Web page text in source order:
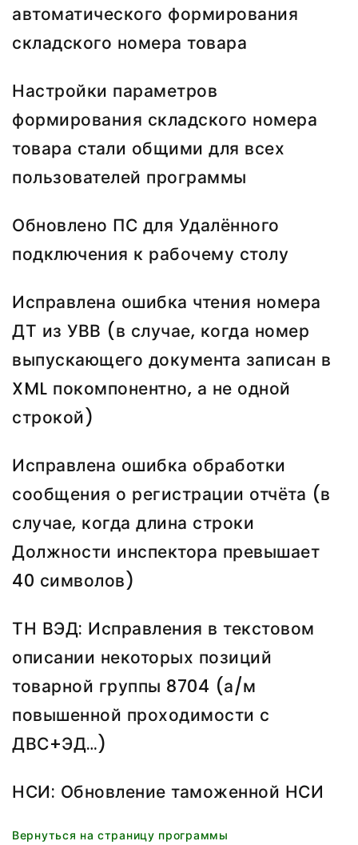
автоматического формирования
складского номера товара
Настройки параметров
формирования складского номера
товара стали общими для всех
пользователей программы
Обновлено ПС для Удалённого
подключения к рабочему столу
Исправлена ошибка чтения номера
ДТ из УВВ (в случае, когда номер
выпускающего документа записан в
XML покомпонентно, а не одной
строкой)
Исправлена ошибка обработки
сообщения о регистрации отчёта (в
случае, когда длина строки
Должности инспектора превышает
40 символов)
ТН ВЭД: Исправления в текстовом
описании некоторых позиций
товарной группы 8704 (а/м
повышенной проходимости с
ДВС+ЭД…)
НСИ: Обновление таможенной НСИ
Вернуться на страницу программы